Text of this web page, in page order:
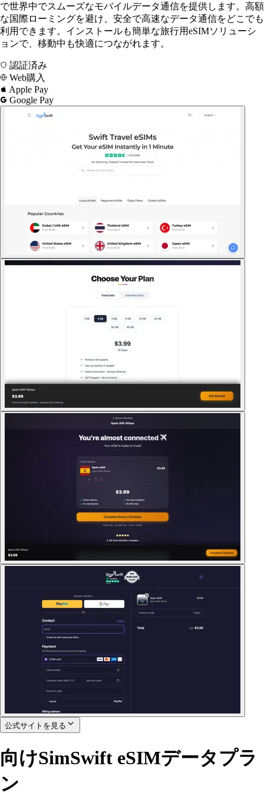
で世界中でスムーズなモバイルデータ通信を提供します。高額
な国際ローミングを避け、安全で高速なデータ通信をどこでも
利用できます。インストールも簡単な旅行用eSIMソリューシ
ョンで、移動中も快適につながれます。
認証済み
Web購入
Apple Pay
Google Pay
公式サイトを見る
向けSimSwift eSIMデータプラ
ン